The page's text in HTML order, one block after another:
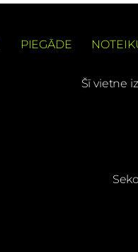
PIEGĀDE
Šī vietne